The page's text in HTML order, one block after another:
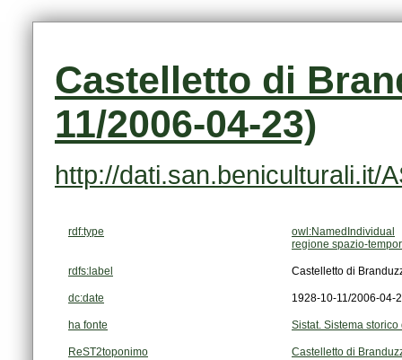
11/2006-04-23)
http://dati.san.beniculturali.it/
rdf:type
owl:NamedIndividual
regione spazio-
rdfs:label Castelletto di
dc:date 1928-10-11/2006-04-
ha fonte Sistat. Sistema
ReST2toponimo Castelletto di